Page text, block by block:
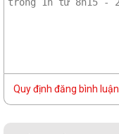
Quy định đăng bình luận